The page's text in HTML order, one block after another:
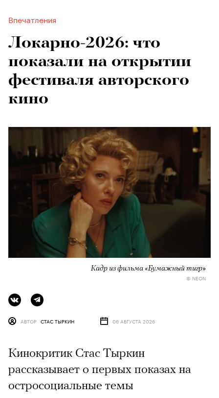
Впечатления
Локарно-2026: что
показали на открытии
фестиваля авторского
кино
Кадр из фильма «Бумажный тигр»
© NEON
АВТОР СТАС ТЫРКИН 06 АВГУСТА 2026
Кинокритик Стас Тыркин
рассказывает о первых показах на
остросоциальные темы